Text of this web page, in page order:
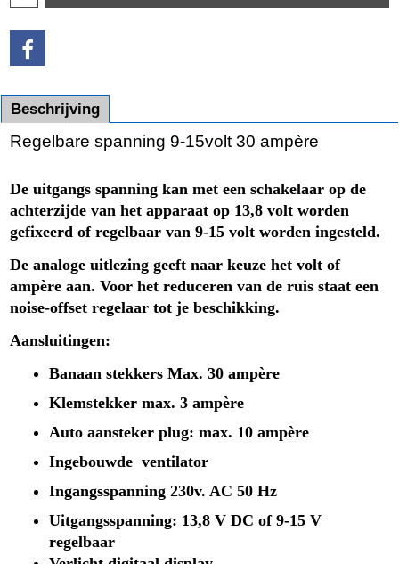
Beschrijving
Regelbare spanning 9-15volt 30 ampère
De uitgangs spanning kan met een schakelaar op de
achterzijde van het apparaat op 13,8 volt worden
gefixeerd of regelbaar van 9-15 volt worden ingesteld.
De analoge uitlezing geeft naar keuze het volt of
ampère aan. Voor het reduceren van de ruis staat een
noise-offset regelaar tot je beschikking.
Aansluitingen:
Banaan stekkers Max. 30 ampère
Klemstekker max. 3 ampère
Auto aansteker plug: max. 10 ampère
Ingebouwde ventilator
Ingangsspanning 230v. AC 50 Hz
Uitgangsspanning: 13,8 V DC of 9-15 V
regelbaar